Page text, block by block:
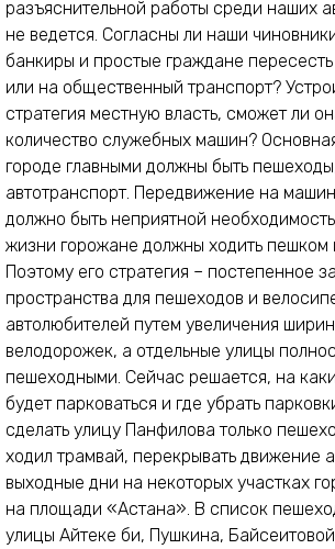
разъяснительной работы среди наших
не ведется. Согласны ли наши
банкиры и простые граждане
или на общественный транспорт?
стратегия местную власть, сможет ли
количество служебных машин?
городе главными должны быть
автотранспорт. Передвижение на
должно быть неприятной
жизни горожане должны ходить пешком
Поэтому его стратегия – постепенное
пространства для пешеходов и
автолюбителей путем увеличения
велодорожек, а отдельные улицы
пешеходными. Сейчас решается, на
будет парковаться и где убрать
сделать улицу Панфилова только
ходил трамвай, перекрывать движение
выходные дни на некоторых участках
на площади «Астана». В список
улицы Айтеке би, Пушкина,